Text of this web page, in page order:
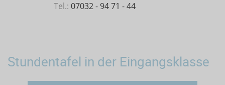
Tel.: 07032 - 94 71 - 44
Stundentafel in der Eingangsklasse